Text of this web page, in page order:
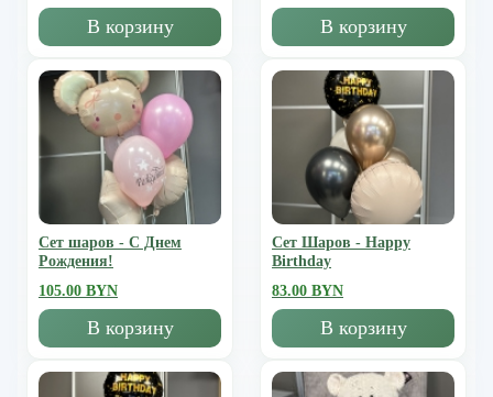
В корзину В корзину
Сет шаров - С Днем
Рождения!
105.00 BYN
В корзину
Сет Шаров - Happy
Birthday
83.00 BYN
В корзину